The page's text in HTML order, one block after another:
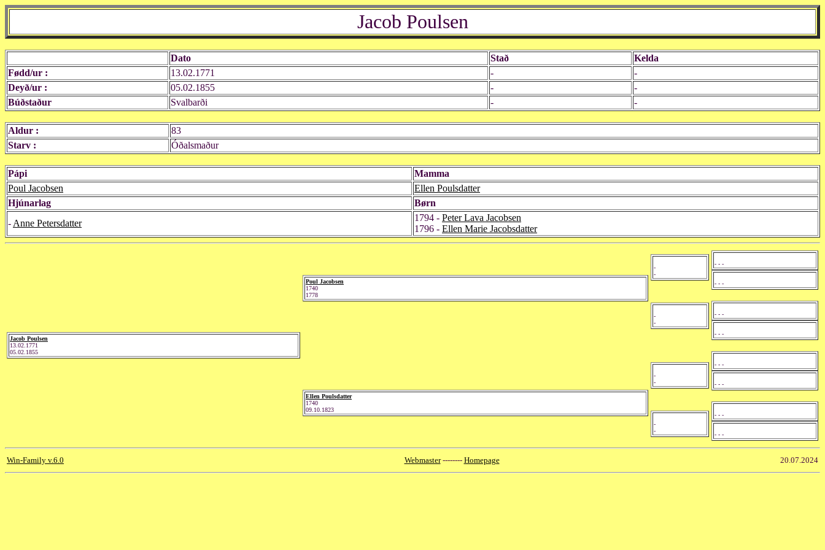
Jacob Poulsen
Dato Stað
Kelda
Fødd/ur :
13.02.1771 -
-
Deyð/ur :
05.02.1855 -
-
Búðstaður
Svalbarði - -
Aldur :
83
Starv :
Óðalsmaður
Pápi
Mamma
Poul Jacobsen
Ellen Poulsdatter
Hjúnarlag
Børn
- Anne Petersdatter
1794 - Peter Lava Jacobsen
1796 - Ellen Marie Jacobsdatter
Jacob Poulsen
13.02.1771
05.02.1855
Poul Jacobsen
1740
1778
Ellen Poulsdatter
1740
09.10.1823
-
-
-
-
-
-
-
-
- - -
- - -
- - -
- - -
- - -
- - -
- - -
- - -
Win-Family v.6.0 Webmaster-------- Homepage 20.07.2024